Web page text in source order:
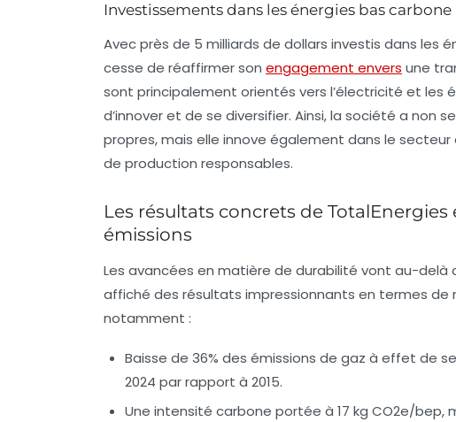
Investissements dans les énergies bas carbone
Avec près de 5 milliards de dollars investis dans les
cesse de réaffirmer son engagement envers une
sont principalement orientés vers l’électricité et les
d’innover et de se diversifier. Ainsi, la société a non
propres, mais elle innove également dans le
de production responsables.
Les résultats concrets de
émissions
Les avancées en matière de durabilité vont au-delà
affiché des résultats impressionnants en termes de
notamment :
Baisse de 36% des émissions de gaz à effet de
2024 par rapport à 2015.
Une intensité carbone portée à 17 kg CO2e/bep,